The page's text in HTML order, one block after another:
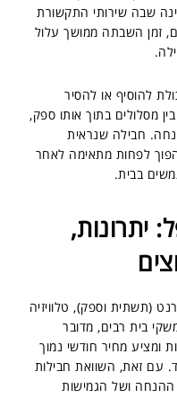
שבה שירותי התקשורת
זמן השבתה ממושך עלול
להוסיף או להסיר
מסלולים בתוך אותו ספק,
חבילה שנראית
לפחות מתאימה לאחר
בבית.
יתרונות,
(תשתית וספק), טלוויזיה
בית רבים, מדובר
ומציע מחיר חודשי נמוך
עם זאת, השוואת חבילות
ההנחה ושל הגמישות